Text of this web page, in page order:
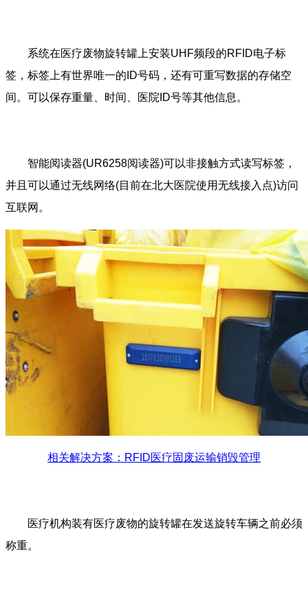
系统在医疗废物旋转罐上安装UHF频段的RFID电子标
签，标签上有世界唯一的ID号码，还有可重写数据的存储空
间。可以保存重量、时间、医院ID号等其他信息。
智能阅读器(UR6258阅读器)可以非接触方式读写标签，
并且可以通过无线网络(目前在北大医院使用无线接入点)访问
互联网。
相关解决方案：RFID医疗固废运输销毁管理
医疗机构装有医疗废物的旋转罐在发送旋转车辆之前必须
称重。